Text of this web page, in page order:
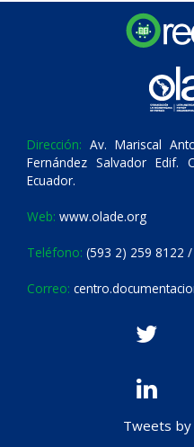
Dirección: Av. Mariscal
Fernández Salvador
Ecuador.
Web: www.olade.org
Teléfono: (593 2) 259 8122
Correo:
Tweets by